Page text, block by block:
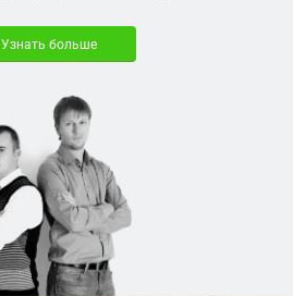
Узнать больше